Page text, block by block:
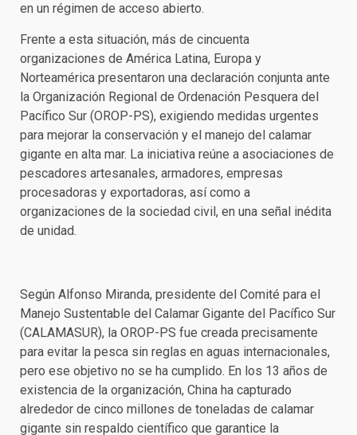
en un régimen de acceso abierto.
Frente a esta situación, más de cincuenta
organizaciones de América Latina, Europa y
Norteamérica presentaron una declaración conjunta ante
la Organización Regional de Ordenación Pesquera del
Pacífico Sur (OROP-PS), exigiendo medidas urgentes
para mejorar la conservación y el manejo del calamar
gigante en alta mar. La iniciativa reúne a asociaciones de
pescadores artesanales, armadores, empresas
procesadoras y exportadoras, así como a
organizaciones de la sociedad civil, en una señal inédita
de unidad.
Según Alfonso Miranda, presidente del Comité para el
Manejo Sustentable del Calamar Gigante del Pacífico Sur
(CALAMASUR), la OROP-PS fue creada precisamente
para evitar la pesca sin reglas en aguas internacionales,
pero ese objetivo no se ha cumplido. En los 13 años de
existencia de la organización, China ha capturado
alrededor de cinco millones de toneladas de calamar
gigante sin respaldo científico que garantice la